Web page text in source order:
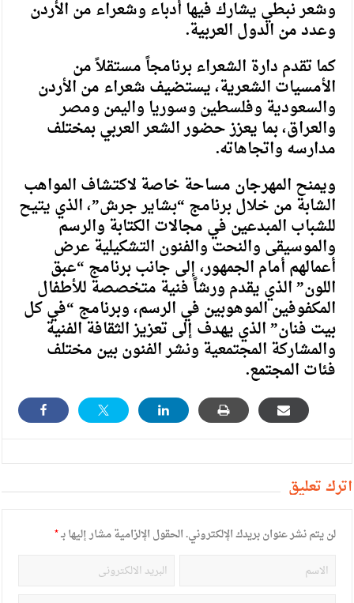
وشعر نبطي يشارك فيها أدباء وشعراء من الأردن
وعدد من الدول العربية.
كما تقدم دارة الشعراء برنامجاً مستقلاً من
الأمسيات الشعرية، يستضيف شعراء من الأردن
والسعودية وفلسطين وسوريا واليمن ومصر
والعراق، بما يعزز حضور الشعر العربي بمختلف
مدارسه واتجاهاته.
ويمنح المهرجان مساحة خاصة لاكتشاف المواهب
الشابة من خلال برنامج “بشاير جرش”، الذي يتيح
للشباب المبدعين في مجالات الكتابة والرسم
والموسيقى والنحت والفنون التشكيلية عرض
أعمالهم أمام الجمهور، إلى جانب برنامج “عبق
اللون” الذي يقدم ورشاً فنية متخصصة للأطفال
المكفوفين الموهوبين في الرسم، وبرنامج “في كل
بيت فنان” الذي يهدف إلى تعزيز الثقافة الفنية
والمشاركة المجتمعية ونشر الفنون بين مختلف
فئات المجتمع.
أترك تعليق
لن يتم نشر عنوان بريدك الإلكتروني.الحقول الإلزامية مشار إليها بـ*